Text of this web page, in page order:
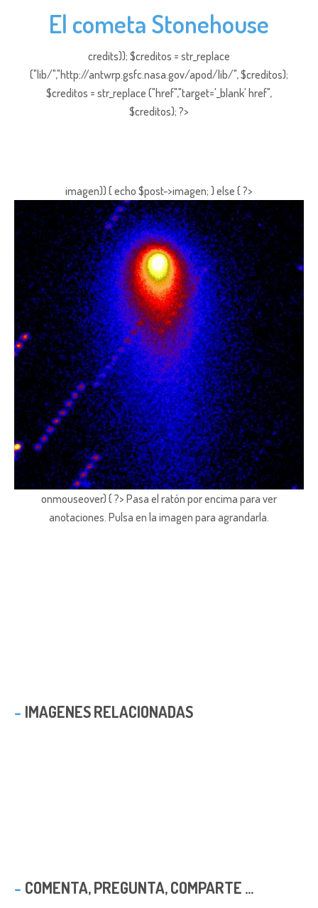
El cometa Stonehouse
credits)); $creditos = str_replace
("lib/","http://antwrp.gsfc.nasa.gov/apod/lib/", $creditos);
$creditos = str_replace ("href","target='_blank' href",
$creditos); ?>
imagen)) { echo $post->imagen; } else { ?>
onmouseover) { ?> Pasa el ratón por encima para ver
anotaciones. Pulsa en la imagen para agrandarla.
IMAGENES RELACIONADAS
COMENTA, PREGUNTA, COMPARTE ...